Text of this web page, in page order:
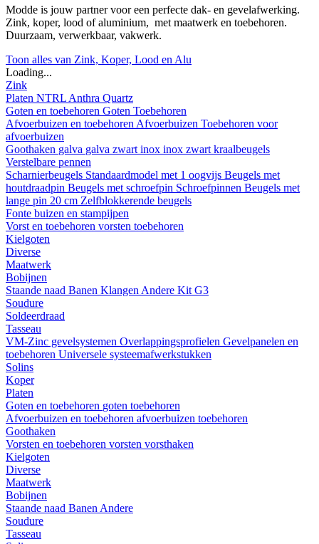
Modde is jouw partner voor een perfecte dak- en gevelafwerking.
Zink, koper, lood of aluminium, met maatwerk en toebehoren.
Duurzaam, verwerkbaar, vakwerk.
Toon alles van Zink, Koper, Lood en Alu
Loading...
Zink
Platen NTRL Anthra Quartz
Goten en toebehoren Goten Toebehoren
Afvoerbuizen en toebehoren Afvoerbuizen Toebehoren voor
afvoerbuizen
Goothaken galva galva zwart inox inox zwart kraalbeugels
Verstelbare pennen
Scharnierbeugels Standaardmodel met 1 oogvijs Beugels met
houtdraadpin Beugels met schroefpin Schroefpinnen Beugels met
lange pin 20 cm Zelfblokkerende beugels
Fonte buizen en stampijpen
Vorst en toebehoren vorsten toebehoren
Kielgoten
Diverse
Maatwerk
Bobijnen
Staande naad Banen Klangen Andere Kit G3
Soudure
Soldeerdraad
Tasseau
VM-Zinc gevelsystemen Overlappingsprofielen Gevelpanelen en
toebehoren Universele systeemafwerkstukken
Solins
Koper
Platen
Goten en toebehoren goten toebehoren
Afvoerbuizen en toebehoren afvoerbuizen toebehoren
Goothaken
Vorsten en toebehoren vorsten vorsthaken
Kielgoten
Diverse
Maatwerk
Bobijnen
Staande naad Banen Andere
Soudure
Tasseau